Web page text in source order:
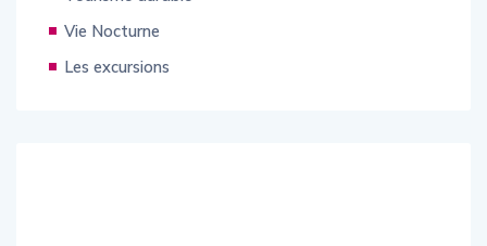
Vie Nocturne
Les excursions